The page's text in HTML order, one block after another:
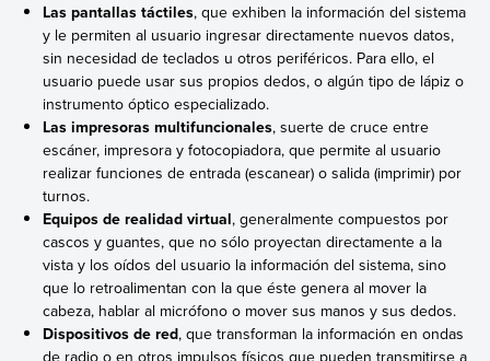
Las pantallas táctiles, que exhiben la información del sistema
y le permiten al usuario ingresar directamente nuevos datos,
sin necesidad de teclados u otros periféricos. Para ello, el
usuario puede usar sus propios dedos, o algún tipo de lápiz o
instrumento óptico especializado.
Las impresoras multifuncionales, suerte de cruce entre
escáner, impresora y fotocopiadora, que permite al usuario
realizar funciones de entrada (escanear) o salida (imprimir) por
turnos.
Equipos de realidad virtual, generalmente compuestos por
cascos y guantes, que no sólo proyectan directamente a la
vista y los oídos del usuario la información del sistema, sino
que lo retroalimentan con la que éste genera al mover la
cabeza, hablar al micrófono o mover sus manos y sus dedos.
Dispositivos de red, que transforman la información en ondas